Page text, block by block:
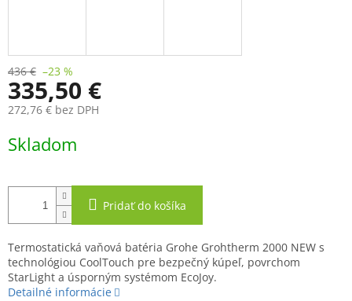
436 € –23 %
335,50 €
272,76 € bez DPH
cena:
Skladom
Pridať do košíka
Termostatická vaňová batéria Grohe Grohtherm 2000 NEW s
technológiou CoolTouch pre bezpečný kúpeľ, povrchom
StarLight a úsporným systémom EcoJoy.
Detailné informácie